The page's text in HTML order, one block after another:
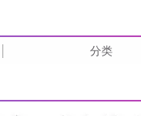
分类